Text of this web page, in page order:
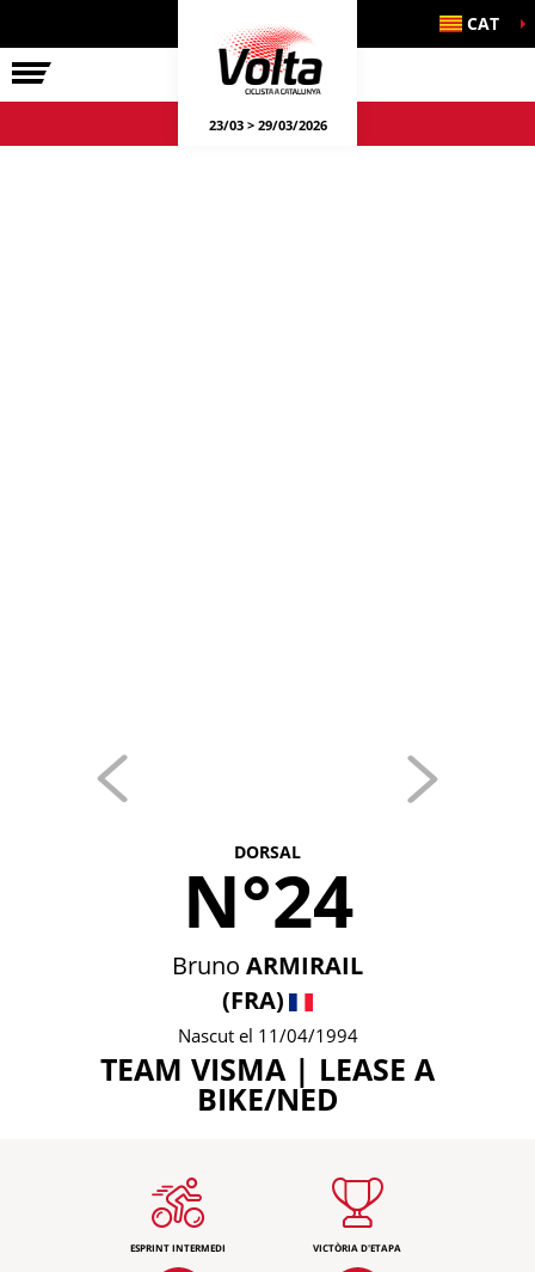
VOLTA CAT
23/03 > 29/03/2026
DORSAL
N°24
Bruno ARMIRAIL
(FRA)
Nascut el 11/04/1994
TEAM VISMA | LEASE A
BIKE/NED
ESPRINT INTERMEDI VICTÒRIA D'ETAPA